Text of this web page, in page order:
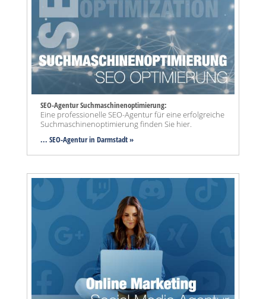
SEO-Agentur Suchmaschinenoptimierung:
Eine professionelle SEO-Agentur für eine erfolgreiche
Suchmaschinenoptimierung finden Sie hier.
... SEO-Agenturin Darmstadt »